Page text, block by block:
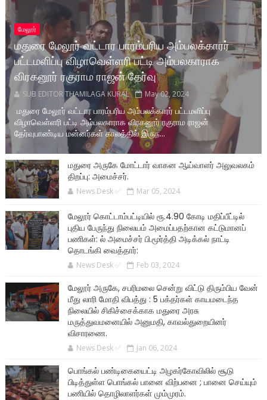
மேலூர்
மதுரை மேலூர் வட்டார பாரம்பரிய அம்பலக்காரர்
பட்டமளிப்பு விழாவெள்ளரி பட்டி அம்பலகாராக
விரகனூர் ரகுராம ராஜன் தேர்வு
SUB EDITOR THAMILAGA KURAL May 02, 2024
மதுரை மேலூர் வட்டார பாரம்பரிய அம்பலக்காரர் பட்டமளிப்பு
விழாவெள்ளரி பட்டி அம்பலகாராக விரகனூர் ரகுராம ராஜன்
தேர்வுபாண்டிய மன்னர்கள் காலத்தில் இருந...
மதுரை அருகே மோட்டார் வாகன ஆய்வாளர் அலுவலகம்
திறப்பு: அமைச்சர்.
News Desk ✅ Mar 05, 2024
மேலூர் கொட்டாம்பட்டியில் ரூ.4.90 கோடி மதிப்பீட்டில்
புதிய பேருந்து நிலையம் அமைப்பதற்கான கட்டுமானப்
பணிகள்: ல் அமைச்சர் பி.மூர்த்தி அடிக்கல் நாட்டி
தொடங்கி வைத்தார்:
News Desk ✅ Feb 03, 2024
மேலூர் அருகே, சபரிமலை சென்று விட்டு திரும்பிய வேன்
மீது லாரி மோதி விபத்து : 5 பக்தர்கள் காயமடைந்த
நிலையில் சிகிச்சைக்காக மதுரை அரசு
மருத்துவமனையில் அனுமதி, காவல்துறையினர்
விசாரணை.
News Desk ✅ Jan 06, 2024
பொங்கல் பண்டிகையைட்டி அழகர்கோவிலில் சூடு
பிடித்துள்ள பொங்கல் பானை விற்பனை ; பானை செய்யும்
பணியில் தொழிலாளர்கள் மும்முரம்.